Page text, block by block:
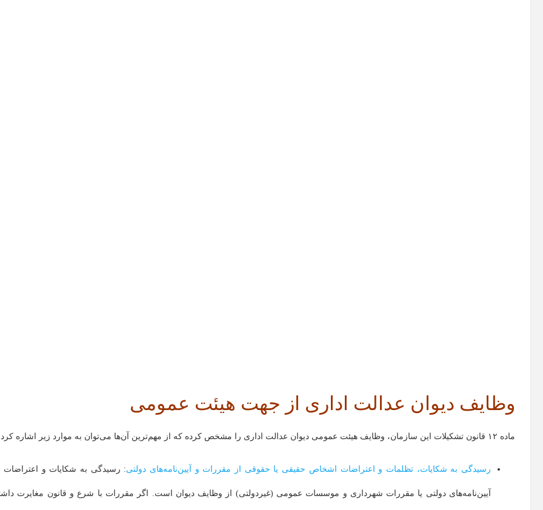
وظایف دیوان عدالت اداری از جهت هیئت عمومی
ماده ۱۲ قانون تشکیلات این سازمان، وظایف هیئت عمومی دیوان عدالت اداری را مشخص کرده که از مهم‌ترین آن‌ها می‌توان به موارد زیر اشاره کرد:
رسیدگی به شکایات، تظلمات و اعتراضات اشخاص حقیقی یا حقوقی از مقررات و آیین‌نامه‌های دولتی: رسیدگی به شکایات و اعتراضات
آیین‌نامه‌های دولتی یا مقررات شهرداری و موسسات عمومی (غیردولتی) از وظایف دیوان است. اگر مقررات با شرع و قانون مغایرت